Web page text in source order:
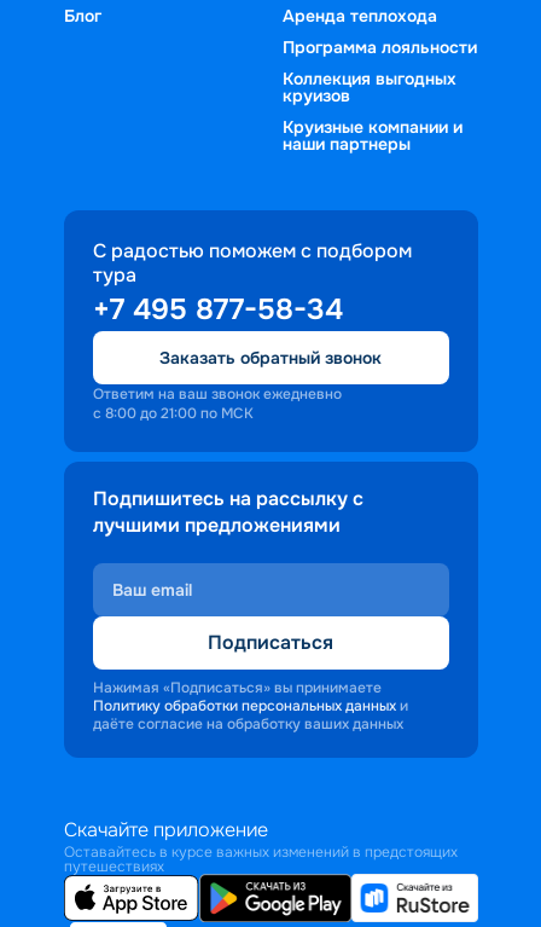
Блог
Аренда теплохода
Программа лояльности
Коллекция выгодных
круизов
Круизные компании и
наши партнеры
С радостью поможем с подбором
тура
+7 495 877-58-34
Заказать обратный звонок
Ответим на ваш звонок ежедневно
с 8:00 до 21:00 по МСК
Подпишитесь на рассылку с
лучшими предложениями
Подписаться
Нажимая «Подписаться» вы принимаете
Политику обработки персональных данных и
даёте согласие на обработку ваших данных
Скачайте приложение
Оставайтесь в курсе важных изменений в предстоящих
путешествиях